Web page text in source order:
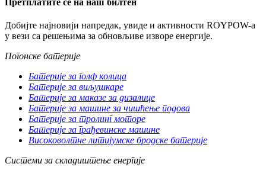
Претплатите се на наш билтен
Добијте најновији напредак, увиде и активности ROYPOW-а
у вези са решењима за обновљиве изворе енергије.
Погонске батерије
Батерије за голф колица
Батерије за виљушкаре
Батерије за маказе за дизалице
Батерије за машине за чишћење подова
Батерије за тролинг моторе
Батерије за грађевинске машине
Високоволтне литијумске бродске батерије
Системи за складиштење енергије